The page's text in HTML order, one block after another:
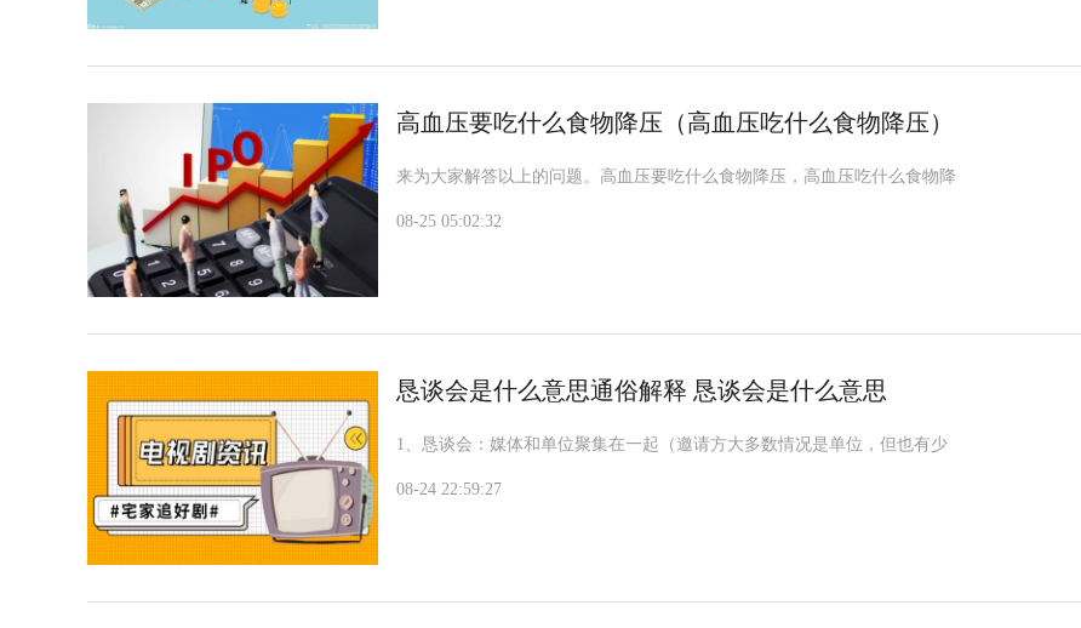
高血压要吃什么食物降压（高血压吃什么食物降压）
来为大家解答以上的问题。高血压要吃什么食物降压，高血压吃什么食物降
08-25 05:02:32
恳谈会是什么意思通俗解释 恳谈会是什么意思
1、恳谈会：媒体和单位聚集在一起（邀请方大多数情况是单位，但也有少
08-24 22:59:27